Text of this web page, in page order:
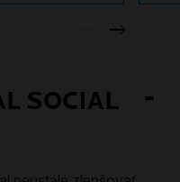
SOCIAL